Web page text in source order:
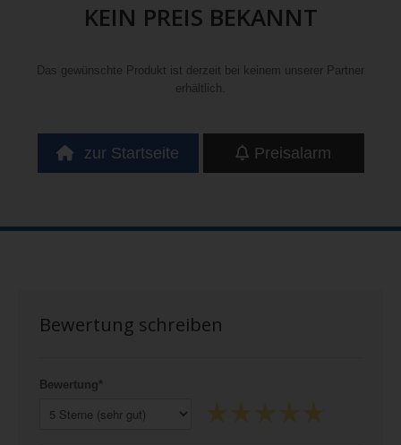
KEIN PREIS BEKANNT
Das gewünschte Produkt ist derzeit bei keinem unserer Partner
erhältlich.
zur Startseite Preisalarm
Bewertung schreiben
Bewertung*